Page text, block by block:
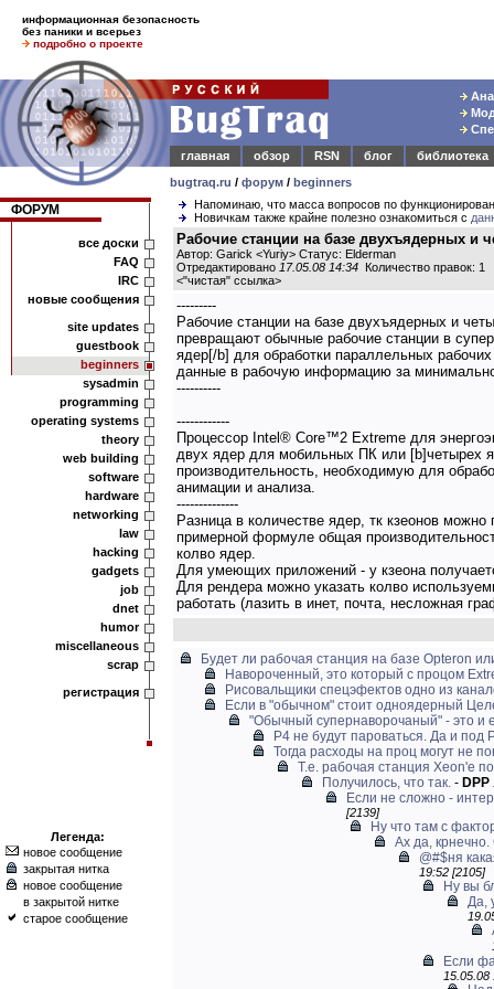
информационная безопасность
без паники и всерьез
подробно о проекте
главная
обзор RSN блог
библиотека
bugtraq.ru / форум / beginners
ФОРУМ
все доски
FAQ
IRC
новые сообщения
site updates
guestbook
beginners
sysadmin
programming
operating systems
theory
web building
software
hardware
networking
law
hacking
gadgets
job
dnet
humor
miscellaneous
scrap
регистрация
Легенда:
новое сообщение
закрытая нитка
новое сообщение
в закрытой нитке
старое сообщение
Напоминаю, что масса вопросов по
Новичкам также крайне полезно ознакомиться с
Рабочие станции на базе двухъядерных и
Автор: Garick <Yuriy> Статус: Elderman
Отредактировано 17.05.08 14:34 Количество правок: 1
<"чистая" ссылка>
---------
Рабочие станции на базе двухъядерных и
превращают обычные рабочие станции в
ядер[/b] для обработки параллельных
данные в рабочую информацию за
----------
------------
Процессор Intel® Core™2 Extreme для
двух ядер для мобильных ПК или [b]четырех
производительность, необходимую для
анимации и анализа.
--------------
Разница в количестве ядер, тк кзеонов
примерной формуле общая
колво ядер.
Для умеющих приложений - у кзеона
Для рендера можно указать колво
работать (лазить в инет, почта, несложная
Будет ли рабочая станция на базе Opteron
Навороченный, это который с процом
Рисовальщики спецэфектов одно из
Если в "обычном" стоит одноядерный
"Обычный супернаворочаный" - это и
P4 не будут пароваться. Да и под
Тогда расходы на проц могут не
Т.е. рабочая станция Xeon'е
Получилось, что так. - DPP
Если не сложно -
[2139]
Ну что там с
Ах да,
@#$ня
19:52 [2105]
Ну вы
Да,
Если
15.05.08